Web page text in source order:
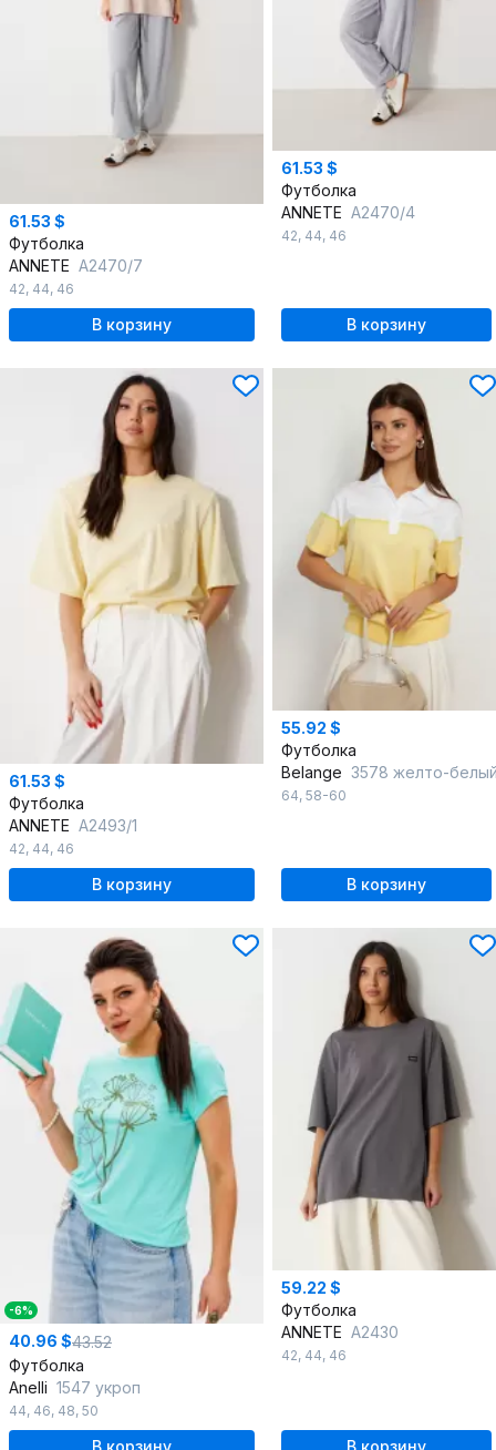
61.53 $
Футболка
ANNETE A2470/7
42, 44, 46
В корзину
61.53 $
Футболка
ANNETE A2470/4
42, 44, 46
В корзину
61.53 $
Футболка
ANNETE A2493/1
42, 44, 46
В корзину
55.92 $
Футболка
Belange 3578 желто-
64, 58-60
В корзину
-6%
40.96 $43.52
Футболка
Anelli 1547 укроп
44, 46, 48, 50
59.22 $
Футболка
ANNETE A2430
42, 44, 46